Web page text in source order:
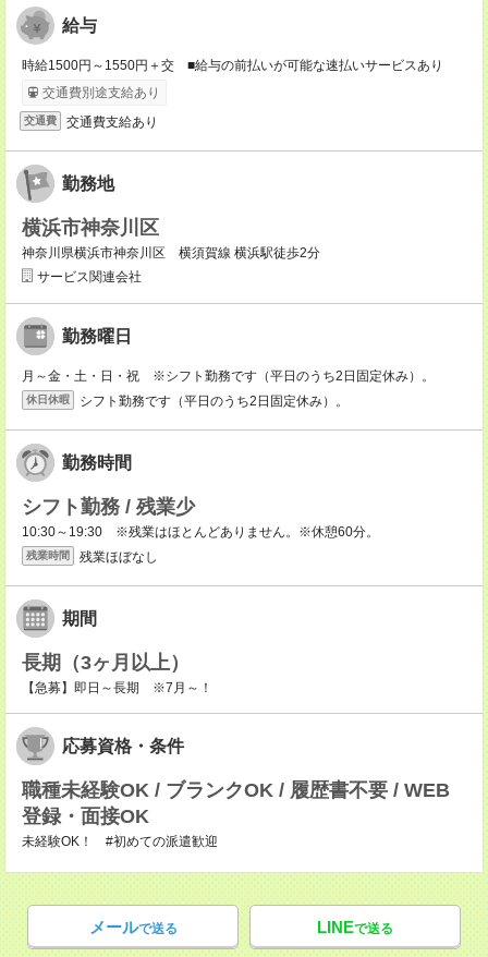
給与
時給1500円～1550円＋交 ■給与の前払いが可能な速払いサービスあり
交通費別途支給あり
交通費 交通費支給あり
勤務地
横浜市神奈川区
神奈川県横浜市神奈川区 横須賀線 横浜駅徒歩2分
サービス関連会社
勤務曜日
月～金・土・日・祝 ※シフト勤務です（平日のうち2日固定休み）。
休日休暇 シフト勤務です（平日のうち2日固定休み）。
勤務時間
シフト勤務 / 残業少
10:30～19:30 ※残業はほとんどありません。※休憩60分。
残業時間 残業ほぼなし
期間
長期（3ヶ月以上）
【急募】即日～長期 ※7月～！
応募資格・条件
職種未経験OK / ブランクOK / 履歴書不要 / WEB
登録・面接OK
未経験OK！ #初めての派遣歓迎
メールで送る LINEで送る